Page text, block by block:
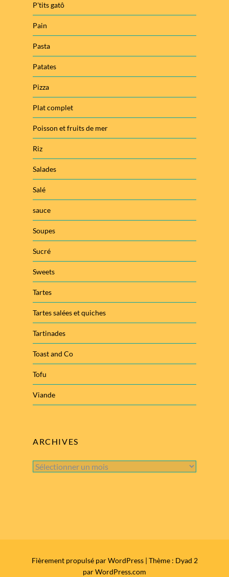
P'tits gatô
Pain
Pasta
Patates
Pizza
Plat complet
Poisson et fruits de mer
Riz
Salades
Salé
sauce
Soupes
Sucré
Sweets
Tartes
Tartes salées et quiches
Tartinades
Toast and Co
Tofu
Viande
ARCHIVES
Archives
Fièrement propulsé par WordPress | Thème : Dyad 2
parWordPress.com